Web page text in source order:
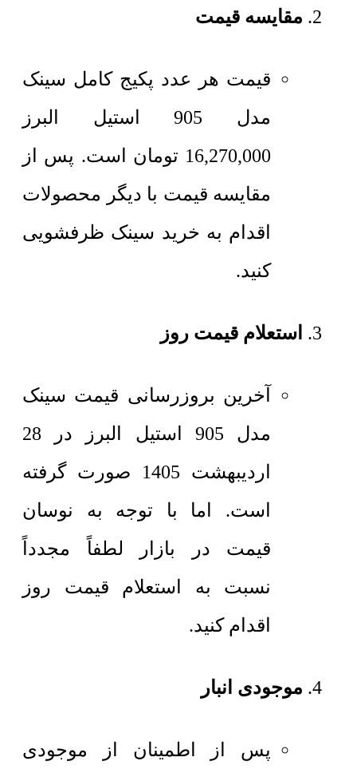
مقایسه قیمت
قیمت هر عدد پکیج کامل سینک
مدل 905 استیل البرز
16,270,000 تومان است. پس از
مقایسه قیمت با دیگر محصولات
اقدام به خرید سینک ظرفشویی
کنید.
استعلام قیمت روز
آخرین بروزرسانی قیمت سینک
مدل 905 استیل البرز در 28
اردیبهشت 1405 صورت گرفته
است. اما با توجه به نوسان
قیمت در بازار لطفاً مجدداً
نسبت به استعلام قیمت روز
اقدام کنید.
موجودی انبار
پس از اطمینان از موجودی